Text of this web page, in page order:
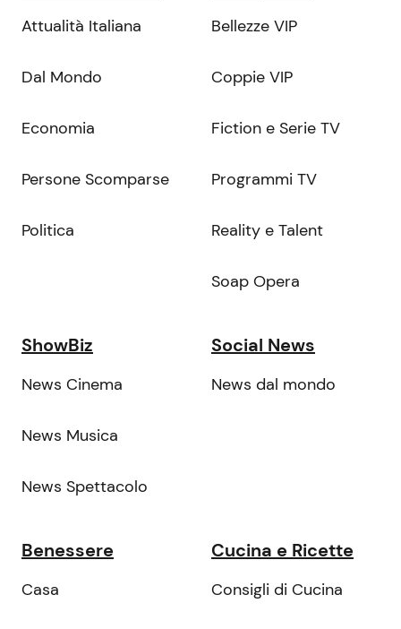
Attualità Italiana
Dal Mondo
Economia
Persone Scomparse
Politica
Bellezze VIP
Coppie VIP
Fiction e Serie TV
Programmi TV
Reality e Talent
Soap Opera
ShowBiz
News Cinema
News Musica
News Spettacolo
Social News
News dal mondo
Benessere
Casa
Cucina e Ricette
Consigli di Cucina